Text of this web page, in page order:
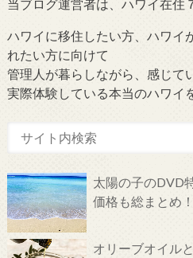
当ブログ運営者は、ハワイ在住
ハワイに移住したい方、ハワイ
れたい方に向けて
管理人が暮らしながら、感じて
実際体験している本当のハワイ
太陽の子のDVD
価格も総まとめ！
オリーブオイル